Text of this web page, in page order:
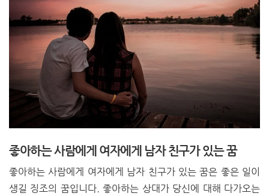
좋아하는 사람에게 여자에게 남자 친구가 있는 꿈
좋아하는 사람에게 여자에게 남자 친구가 있는 꿈은 좋은 일이
생길 징조의 꿈입니다. 좋아하는 상대가 당신에 대해 다가오는